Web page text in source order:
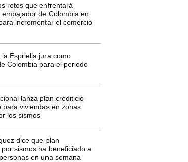
retos que enfrentará
embajador de Colombia en
incrementar el comercio
Espriella jura como
Colombia para el periodo
lanza plan crediticio
para viviendas en zonas
los sismos
dice que plan
sismos ha beneficiado a
en una semana